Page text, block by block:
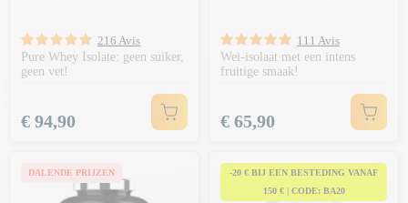
216 Avis
Pure Whey Isolate: geen suiker,
geen vet!
Prijs
€ 94,90
111 Avis
Wei-isolaat met een intens
fruitige smaak!
Prijs
€ 65,90
DALENDE PRIJZEN
-20 € BIJ EEN BESTEDING VANAF
150 € | CODE: BA20